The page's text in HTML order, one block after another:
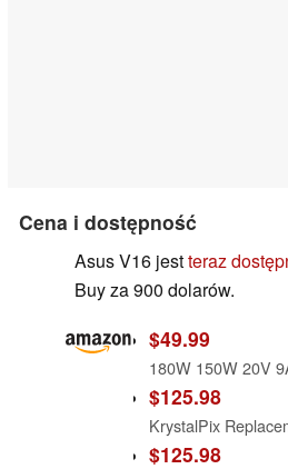
Cena i dostępność
Asus V16 jestteraz
Buy za 900 dolarów.
$49.99
$125.98
$125.98